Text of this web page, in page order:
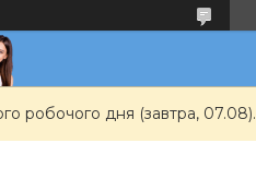
робочого дня (завтра, 07.08).